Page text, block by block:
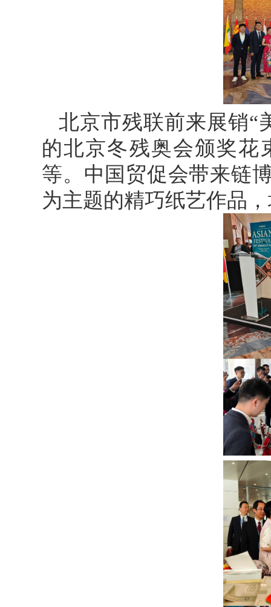
北京市残联前来展销“
的北京冬残奥会颁奖花
等。中国贸促会带来链
为主题的精巧纸艺作品